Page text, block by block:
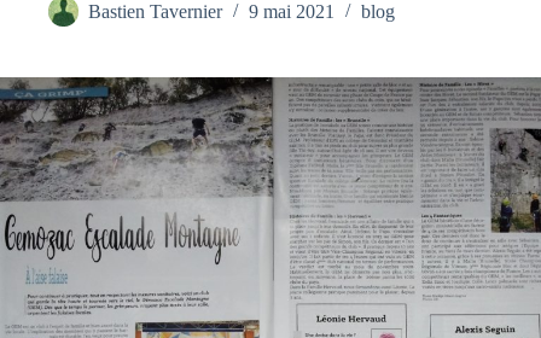
Bastien Tavernier 9 mai 2021 blog